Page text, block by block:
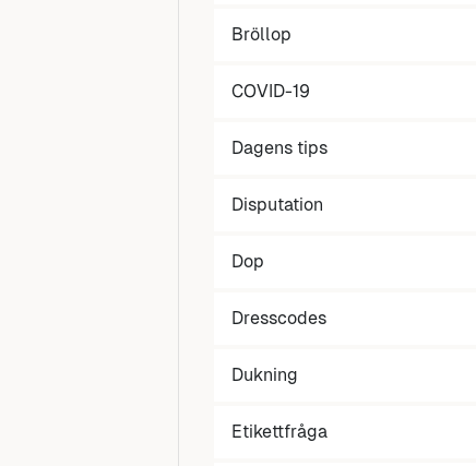
Bröllop
COVID-19
Dagens tips
Disputation
Dop
Dresscodes
Dukning
Etikettfråga